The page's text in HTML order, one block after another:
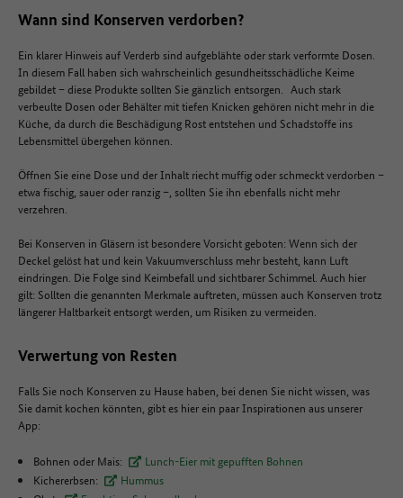
Wann sind Konserven verdorben?
Ein klarer Hinweis auf Verderb sind aufgeblähte oder stark verformte Dosen.
In diesem Fall haben sich wahrscheinlich gesundheitsschädliche Keime
gebildet – diese Produkte sollten Sie gänzlich entsorgen. Auch stark
verbeulte Dosen oder Behälter mit tiefen Knicken gehören nicht mehr in die
Küche, da durch die Beschädigung Rost entstehen und Schadstoffe ins
Lebensmittel übergehen können.
Öffnen Sie eine Dose und der Inhalt riecht muffig oder schmeckt verdorben –
etwa fischig, sauer oder ranzig –, sollten Sie ihn ebenfalls nicht mehr
verzehren.
Bei Konserven in Gläsern ist besondere Vorsicht geboten: Wenn sich der
Deckel gelöst hat und kein Vakuumverschluss mehr besteht, kann Luft
eindringen. Die Folge sind Keimbefall und sichtbarer Schimmel. Auch hier
gilt: Sollten die genannten Merkmale auftreten, müssen auch Konserven trotz
längerer Haltbarkeit entsorgt werden, um Risiken zu vermeiden.
Verwertung von Resten
Falls Sie noch Konserven zu Hause haben, bei denen Sie nicht wissen, was
Sie damit kochen könnten, gibt es hier ein paar Inspirationen aus unserer
App:
Bohnen oder Mais:
Lunch-Eier mit gepufften Bohnen
Kichererbsen:
Hummus